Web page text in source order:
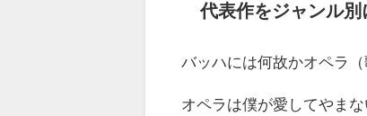
代表作をジャンル別
バッハには何故かオペラ
オペラは僕が愛してやま